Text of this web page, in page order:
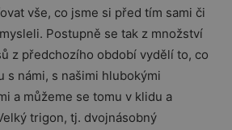
vše, co jsme si před tím sami či
Postupně se tak z množství
z předchozího období vydělí to, co
s námi, s našimi hlubokými
a můžeme se tomu v klidu a
trigon, tj. dvojnásobný